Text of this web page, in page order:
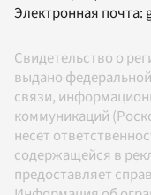
Электронная почта:
Свидетельство о
выдано
связи,
коммуникаций
несет
содержащейся в
предоставляет